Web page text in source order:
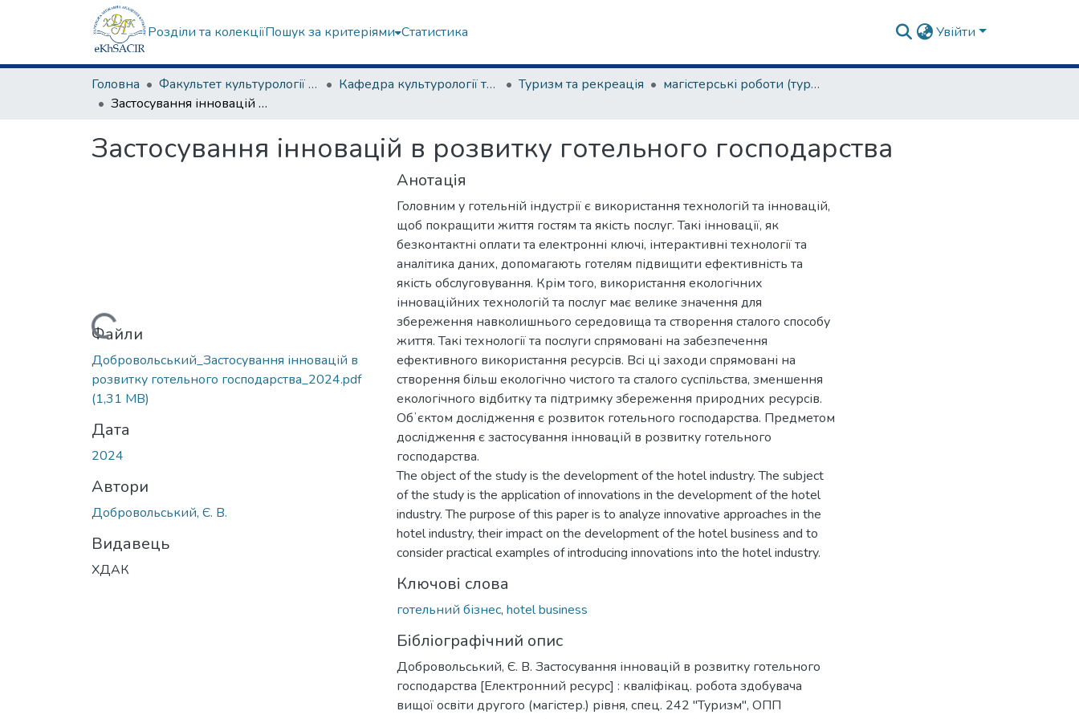
Розділи та колекціїПошук за критеріями Статистика Увійти
Головна Факультет культурології та соціальних комунікацій Кафедра культурології та музеєзнавства Туризм та рекреація
магістерські роботи (туризм та рекреація)
Застосування інновацій в розвитку готельного господарства
Застосування інновацій в розвитку готельного господарства
Вантажиться...
Файли
Добровольський_Застосування інновацій в
розвитку готельного господарства_2024.pdf
(1,31 MB)
Дата
2024
Автори
Добровольський, Є. В.
Видавець
ХДАК
Анотація
Головним у готельній індустрії є використання технологій та інновацій,
щоб покращити життя гостям та якість послуг. Такі інновації, як
безконтактні оплати та електронні ключі, інтерактивні технології та
аналітика даних, допомагають готелям підвищити ефективність та
якість обслуговування. Крім того, використання екологічних
інноваційних технологій та послуг має велике значення для
збереження навколишнього середовища та створення сталого способу
життя. Такі технології та послуги спрямовані на забезпечення
ефективного використання ресурсів. Всі ці заходи спрямовані на
створення більш екологічно чистого та сталого суспільства, зменшення
екологічного відбитку та підтримку збереження природних ресурсів.
Обʼєктом дослідження є розвиток готельного господарства. Предметом
дослідження є застосування інновацій в розвитку готельного
господарства.
The object of the study is the development of the hotel industry. The subject
of the study is the application of innovations in the development of the hotel
industry. The purpose of this paper is to analyze innovative approaches in the
hotel industry, their impact on the development of the hotel business and to
consider practical examples of introducing innovations into the hotel industry.
Ключові слова
готельний бізнес, hotel business
Бібліографічний опис
Добровольський, Є. В. Застосування інновацій в розвитку готельного
господарства [Електронний ресурс] : кваліфікац. робота здобувача
вищої освіти другого (магістер.) рівня, спец. 242 "Туризм", ОПП